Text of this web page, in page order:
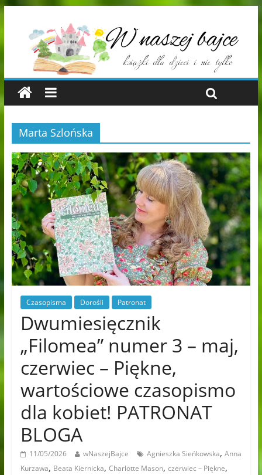
Marta Szlońska
Czasopisma Dorośli Patronat
Dwumiesięcznik
„Filomea” numer 3 – maj,
czerwiec – Piękne,
wartościowe czasopismo
dla kobiet! PATRONAT
BLOGA
11/05/2026 wNaszejBajce Agnieszka Sieńkowska, Anna
Kurzawa, Beata Kiernicka, Charlotte Mason, czerwiec – Piękne,